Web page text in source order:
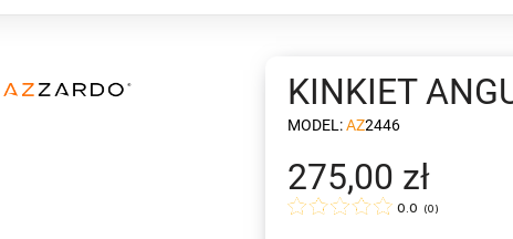
KINKIET
MODEL:AZ2446
275,00 zł
0.0 (0)